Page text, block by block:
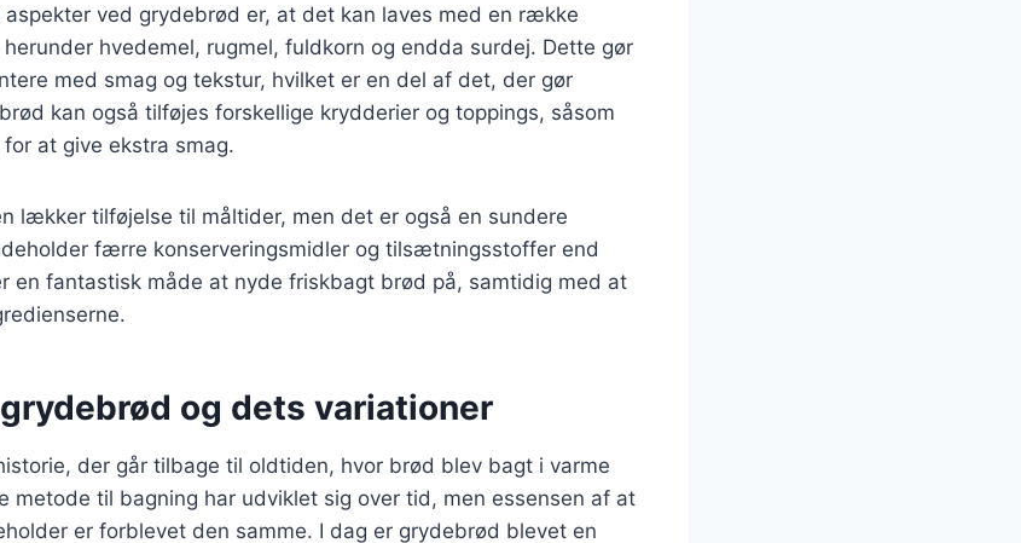
ved grydebrød er, at det kan laves med en række
hvedemel, rugmel, fuldkorn og endda surdej. Dette gør
med smag og tekstur, hvilket er en del af det, der gør
kan også tilføjes forskellige krydderier og toppings, såsom
at give ekstra smag.
lækker tilføjelse til måltider, men det er også en sundere
færre konserveringsmidler og tilsætningsstoffer end
en fantastisk måde at nyde friskbagt brød på, samtidig med at
og dets variationer
der går tilbage til oldtiden, hvor brød blev bagt i varme
metode til bagning har udviklet sig over tid, men essensen af at
er forblevet den samme. I dag er grydebrød blevet en